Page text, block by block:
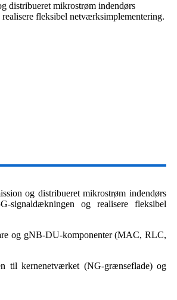
distribueret mikrostrøm indendørs
fleksibel netværksimplementering.
og distribueret mikrostrøm indendørs
og realisere fleksibel
og gNB-DU-komponenter (MAC, RLC,
til kernenetværket (NG-grænseflade) og